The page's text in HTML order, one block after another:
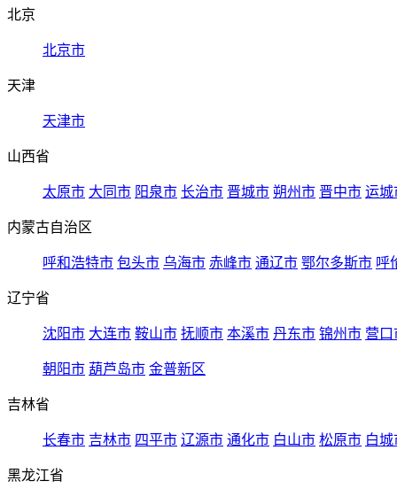
北京
北京市
天津
天津市
山西省
太原市 大同市 阳泉市 长治市 晋城市 朔州市 晋中市 运城
内蒙古自治区
呼和浩特市 包头市 乌海市 赤峰市 通辽市 鄂尔多斯市 呼
辽宁省
沈阳市 大连市 鞍山市 抚顺市 本溪市 丹东市 锦州市 营口
朝阳市 葫芦岛市 金普新区
吉林省
长春市 吉林市 四平市 辽源市 通化市 白山市 松原市 白城
黑龙江省